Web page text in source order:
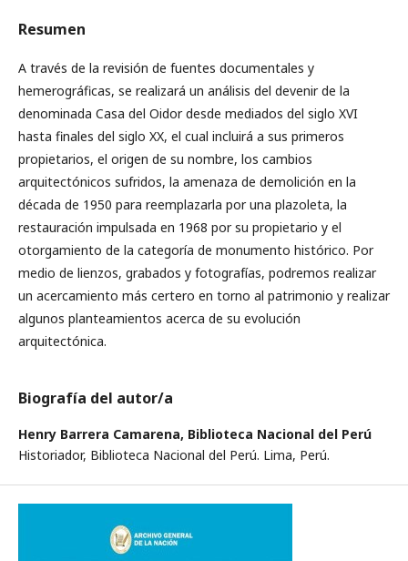
Resumen
A través de la revisión de fuentes documentales y
hemerográficas, se realizará un análisis del devenir de la
denominada Casa del Oidor desde mediados del siglo XVI
hasta finales del siglo XX, el cual incluirá a sus primeros
propietarios, el origen de su nombre, los cambios
arquitectónicos sufridos, la amenaza de demolición en la
década de 1950 para reemplazarla por una plazoleta, la
restauración impulsada en 1968 por su propietario y el
otorgamiento de la categoría de monumento histórico. Por
medio de lienzos, grabados y fotografías, podremos realizar
un acercamiento más certero en torno al patrimonio y realizar
algunos planteamientos acerca de su evolución
arquitectónica.
Biografía del autor/a
Henry Barrera Camarena, Biblioteca Nacional del Perú
Historiador, Biblioteca Nacional del Perú. Lima, Perú.